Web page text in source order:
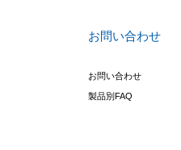
お問い合わせ
お問い合わせ
製品別FAQ